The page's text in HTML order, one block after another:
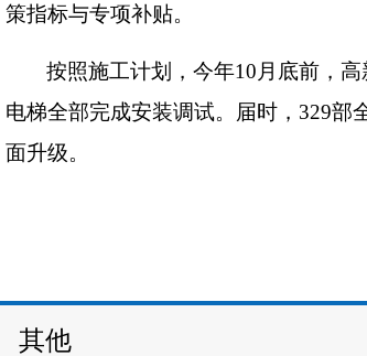
策指标与专项补贴。
按照施工计划，今年10月底前，
电梯全部完成安装调试。届时，329部
面升级。
其他